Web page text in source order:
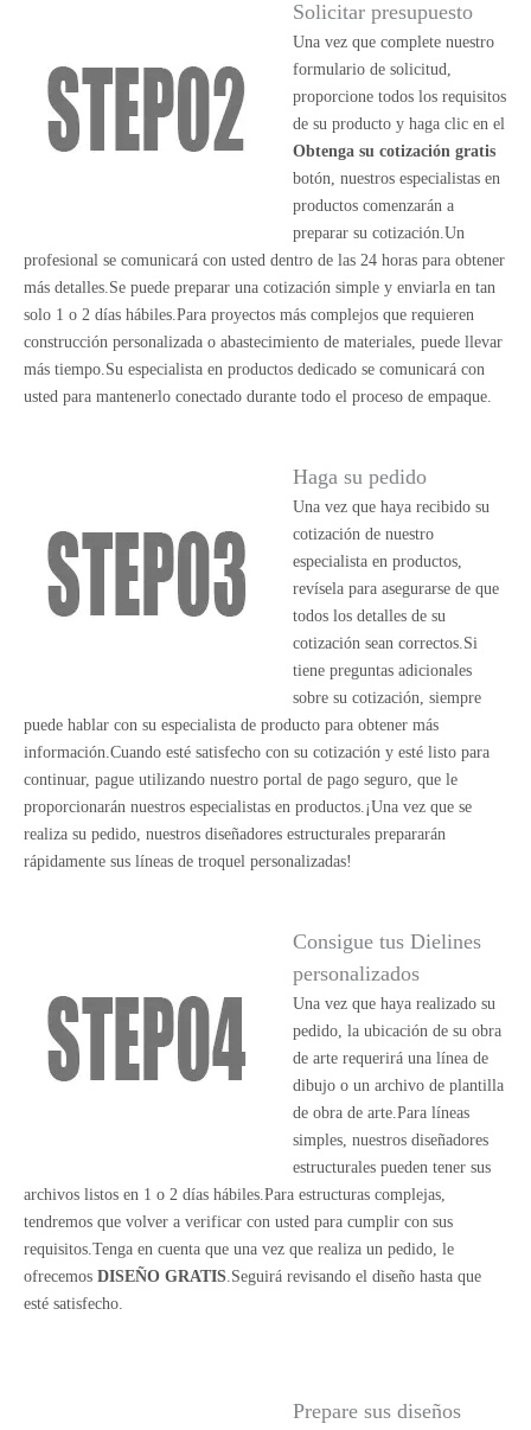
Solicitar presupuesto
Una vez que complete nuestro
formulario de solicitud,
proporcione todos los requisitos
de su producto y haga clic en el
Obtenga su cotización gratis
botón, nuestros especialistas en
productos comenzarán a
preparar su cotización.Un
profesional se comunicará con usted dentro de las 24 horas para obtener
más detalles.Se puede preparar una cotización simple y enviarla en tan
solo 1 o 2 días hábiles.Para proyectos más complejos que requieren
construcción personalizada o abastecimiento de materiales, puede llevar
más tiempo.Su especialista en productos dedicado se comunicará con
usted para mantenerlo conectado durante todo el proceso de empaque.
Haga su pedido
Una vez que haya recibido su
cotización de nuestro
especialista en productos,
revísela para asegurarse de que
todos los detalles de su
cotización sean correctos.Si
tiene preguntas adicionales
sobre su cotización, siempre
puede hablar con su especialista de producto para obtener más
información.Cuando esté satisfecho con su cotización y esté listo para
continuar, pague utilizando nuestro portal de pago seguro, que le
proporcionarán nuestros especialistas en productos.¡Una vez que se
realiza su pedido, nuestros diseñadores estructurales prepararán
rápidamente sus líneas de troquel personalizadas!
Consigue tus Dielines
personalizados
Una vez que haya realizado su
pedido, la ubicación de su obra
de arte requerirá una línea de
dibujo o un archivo de plantilla
de obra de arte.Para líneas
simples, nuestros diseñadores
estructurales pueden tener sus
archivos listos en 1 o 2 días hábiles.Para estructuras complejas,
tendremos que volver a verificar con usted para cumplir con sus
requisitos.Tenga en cuenta que una vez que realiza un pedido, le
ofrecemos DISEÑO GRATIS.Seguirá revisando el diseño hasta que
esté satisfecho.
Prepare sus diseños